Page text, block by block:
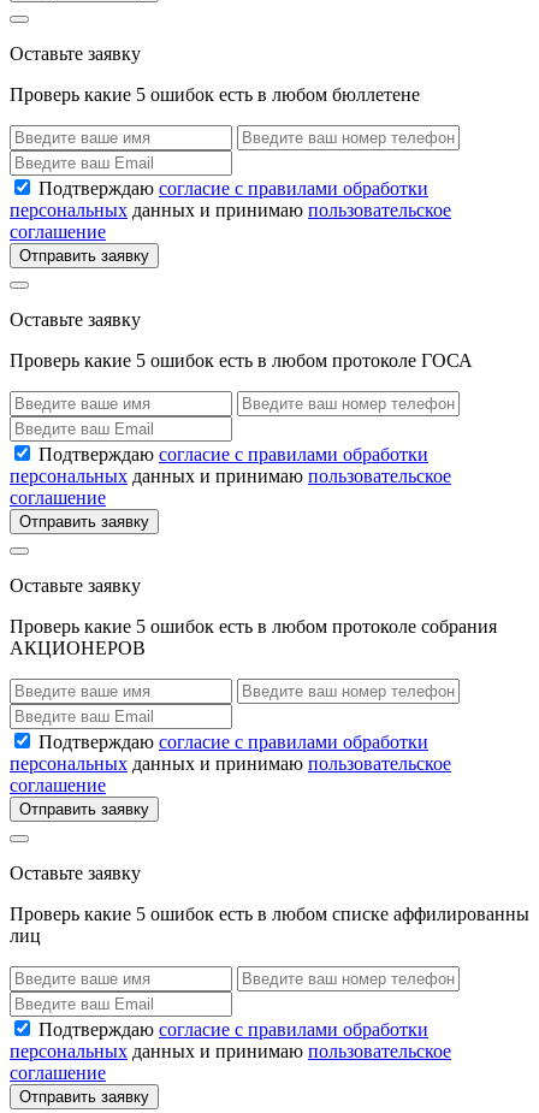
Оставьте заявку
Проверь какие 5 ошибок есть в любом бюллетене
Подтверждаю согласие с правилами обработки
персональных данных и принимаю пользовательское
соглашение
Отправить заявку
Оставьте заявку
Проверь какие 5 ошибок есть в любом протоколе ГОСА
Подтверждаю согласие с правилами обработки
персональных данных и принимаю пользовательское
соглашение
Отправить заявку
Оставьте заявку
Проверь какие 5 ошибок есть в любом протоколе собрания
АКЦИОНЕРОВ
Подтверждаю согласие с правилами обработки
персональных данных и принимаю пользовательское
соглашение
Отправить заявку
Оставьте заявку
Проверь какие 5 ошибок есть в любом списке аффилированны
лиц
Подтверждаю согласие с правилами обработки
персональных данных и принимаю пользовательское
соглашение
Отправить заявку